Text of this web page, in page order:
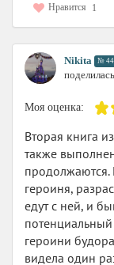
Нравится 1
Nikita №
Моя оценка:
Вторая книга
также
продолжаются.
героиня,
едут с ней, и
героини
видела один